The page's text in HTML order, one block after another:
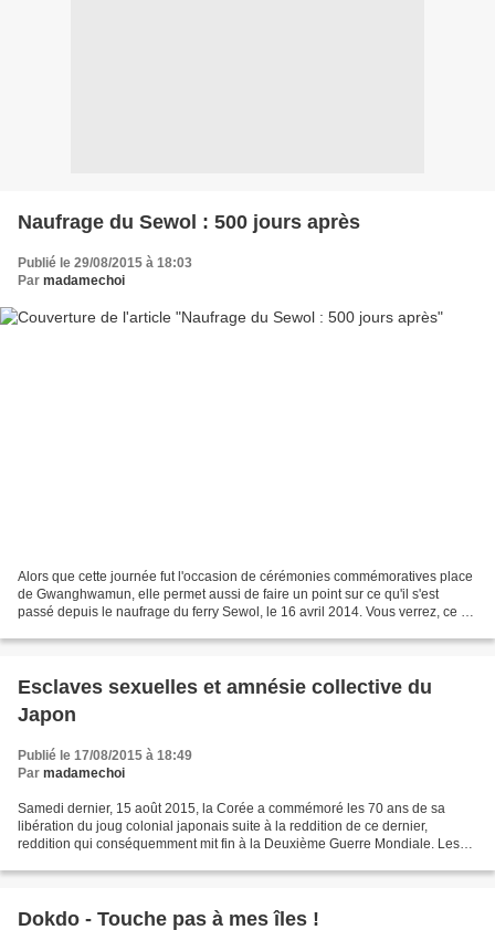
Naufrage du Sewol : 500 jours après
Publié le 29/08/2015 à 18:03
Par madamechoi
Alors que cette journée fut l'occasion de cérémonies commémoratives place
de Gwanghwamun, elle permet aussi de faire un point sur ce qu'il s'est
passé depuis le naufrage du ferry Sewol, le 16 avril 2014. Vous verrez, ce ne
Esclaves sexuelles et amnésie collective du
Japon
Publié le 17/08/2015 à 18:49
Par madamechoi
Samedi dernier, 15 août 2015, la Corée a commémoré les 70 ans de sa
libération du joug colonial japonais suite à la reddition de ce dernier,
reddition qui conséquemment mit fin à la Deuxième Guerre Mondiale. Les
Dokdo - Touche pas à mes îles !